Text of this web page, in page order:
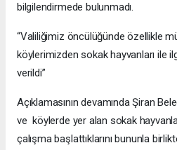
bilgilendirmede bulunmadı.
“Valiliğimiz öncülüğünde özellikle
köylerimizden sokak hayvanları ile
verildi”
Açıklamasının devamında Şiran
ve köylerde yer alan sokak
çalışma başlattıklarını bununla